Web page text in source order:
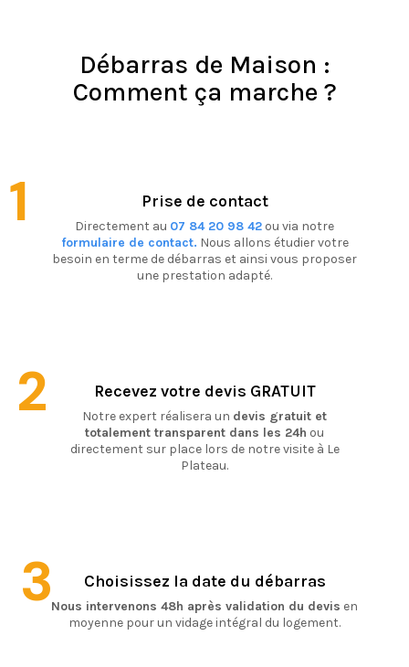
Débarras de Maison :
Comment ça marche ?
Prise de contact
Directement au 07 84 20 98 42 ou via notre
formulaire de contact. Nous allons étudier votre
besoin en terme de débarras et ainsi vous proposer
une prestation adapté.
1
Recevez votre devis GRATUIT
Notre expert réalisera un devis gratuit et
totalement transparent dans les 24h ou
directement sur place lors de notre visite à Le
Plateau.
2
Choisissez la date du débarras
Nous intervenons 48h après validation du devis en
moyenne pour un vidage intégral du logement.
3